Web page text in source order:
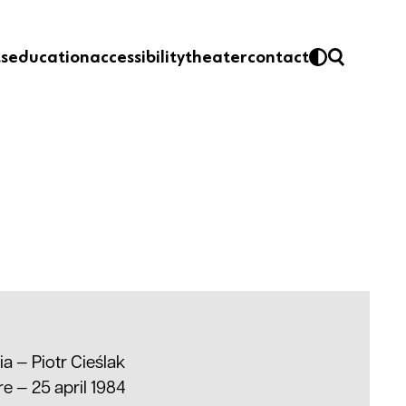
educationaccessibilitytheatercontact
— Piotr Cieślak
— 25 april 1984